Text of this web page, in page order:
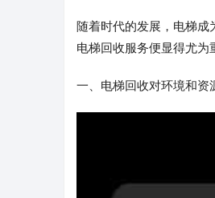
随着时代的发展，电梯
电梯回收服务便显得尤为
一、电梯回收对环境和资